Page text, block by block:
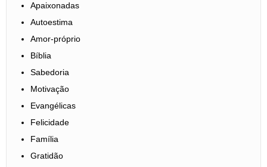
Apaixonadas
Autoestima
Amor-próprio
Bíblia
Sabedoria
Motivação
Evangélicas
Felicidade
Família
Gratidão